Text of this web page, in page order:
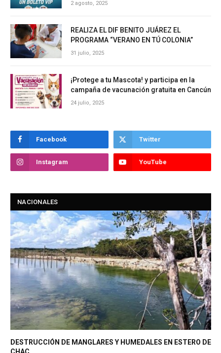
2 agosto, 2025
REALIZA EL DIF BENITO JUÁREZ EL
PROGRAMA “VERANO EN TÚ COLONIA”
31 julio, 2025
¡Protege a tu Mascota! y participa en la
campaña de vacunación gratuita en Cancún
24 julio, 2025
Facebook Twitter
Instagram YouTube
NACIONALES
DESTRUCCIÓN DE MANGLARES Y HUMEDALES EN ESTERO DE